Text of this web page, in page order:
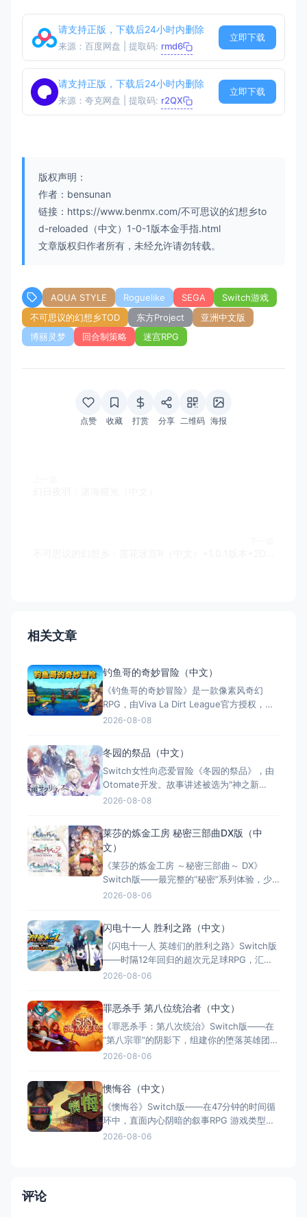
请支持正版，下载后24小时内删除
来源：百度网盘 | 提取码: rmd6
立即下载
请支持正版，下载后24小时内删除
来源：夸克网盘 | 提取码: r2QX
立即下载
版权声明：
作者：bensunan
链接：https://www.benmx.com/不可思议的幻想乡to
d-reloaded（中文）1-0-1版本金手指.html
文章版权归作者所有，未经允许请勿转载。
AQUA STYLE Roguelike SEGA
Switch游戏
不可思议的幻想乡TOD
东方Project
亚洲中文版
博丽灵梦
回合制策略 迷宫RPG
点赞 收藏 打赏 分享 二维码 海报
相关文章
钓鱼哥的奇妙冒险（中文）
《钓鱼哥的奇妙冒险》是一款像素风奇幻
RPG，由Viva La Dirt League官方授权，将
钓鱼与战斗深度结合。玩家扮演只会钓鱼的
级、幽默叙事及钓鱼图鉴收集。全区中文支
持，Switch版同步发售。
2026-08-08
冬园的祭品（中文）
Switch女性向恋爱冒险《冬园的祭品》，由
Otomate开发。故事讲述被选为"神之新
娘"的少女莱蒂西亚，在冰雪封冻的奇幻世界
验，精美手绘画风与豪华声优阵容，30小时
沉浸式剧情。繁体中文版登陆Switch。
2026-08-08
莱莎的炼金工房 秘密三部曲DX版（中
文）
《莱莎的炼金工房 ～秘密三部曲～ DX》
Switch版——最完整的“秘密”系列体验，少
女与炼金术的夏日成长物语 游戏类型：角色
部曲～ DX（官方简体中文定名） 港台名
称：萊莎的鍊金工房 ～秘密三部曲
2026-08-06
闪电十一人 胜利之路（中文）
《闪电十一人 英雄们的胜利之路》Switch版
——时隔12年回归的超次元足球RPG，汇聚
历代5000+角色的热血盛宴 游戏类型：角色
的胜利之路（官方简体中文定名） 港台名
称：閃電十一人 英雄們的勝
2026-08-06
罪恶杀手 第八位统治者（中文）
《罪恶杀手：第八次统治》Switch版——在
“第八宗罪”的阴影下，组建你的堕落英雄团，
在罪恶与救赎间抉择 游戏类型：角色扮演类
/ 罪恶杀手：第八位统治者（官方简体中文定
名） 港台名称：罪孽
2026-08-06
懊悔谷（中文）
《懊悔谷》Switch版——在47分钟的时间循
环中，直面内心阴暗的叙事RPG 游戏类型：
角色扮演类（叙事RPG × 等距视角 × 心理惊
2026-08-06
评论